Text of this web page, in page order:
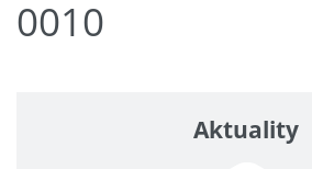
0010
Aktuality